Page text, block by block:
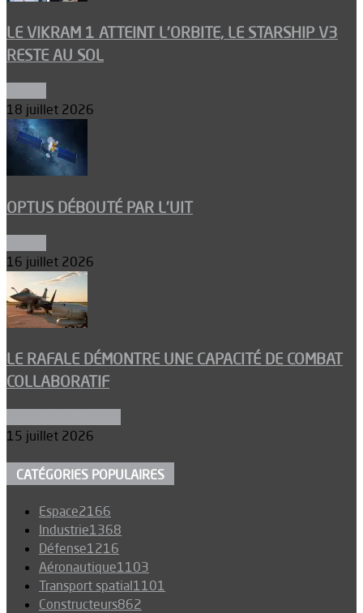
LE VIKRAM 1 ATTEINT L’ORBITE, LE STARSHIP V3
RESTE AU SOL
18 juillet 2026
OPTUS DÉBOUTÉ PAR L’UIT
16 juillet 2026
LE RAFALE DÉMONTRE UNE CAPACITÉ DE COMBAT
COLLABORATIF
15 juillet 2026
CATÉGORIES POPULAIRES
Espace2166
Industrie1368
Défense1216
Aéronautique1103
Transport spatial1101
Constructeurs862